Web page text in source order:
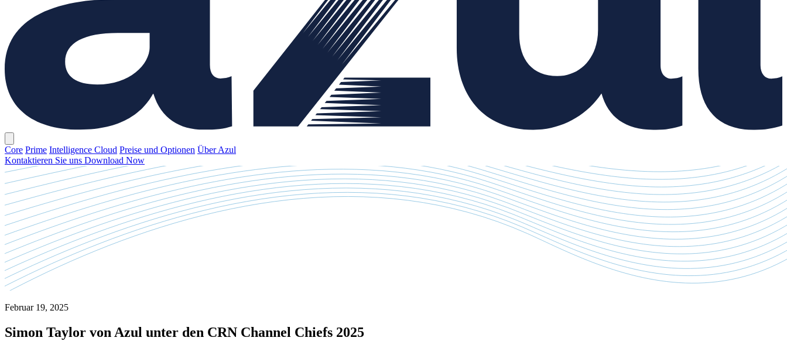
Core Prime Intelligence Cloud Preise und Optionen Über Azul
Kontaktieren Sie uns Download Now
Februar 19, 2025
Simon Taylor von Azul unter den CRN Channel Chiefs 2025